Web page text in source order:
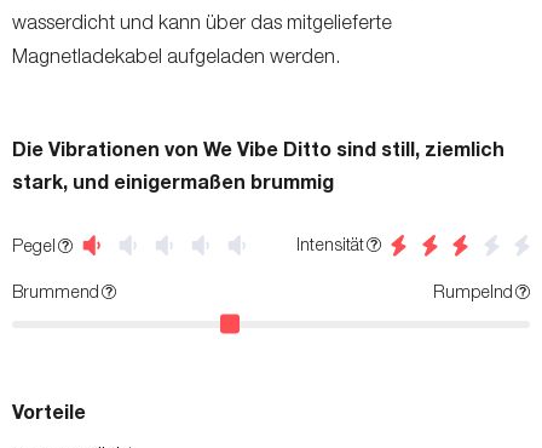
wasserdicht und kann über das mitgelieferte
Magnetladekabel aufgeladen werden.
Die Vibrationen von We Vibe Ditto sind still, ziemlich
stark, und einigermaßen brummig
Pegel Intensität
Brummend Rumpelnd
Vorteile